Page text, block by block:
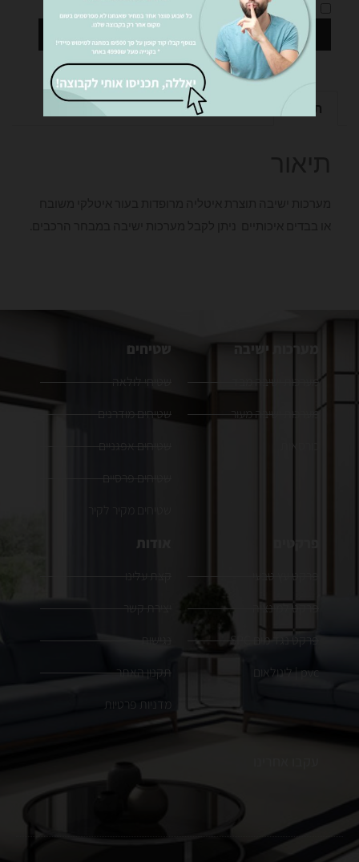
אני מאשר אתמדיניות הפרטיות
תיאור
מערכות ישיבה
מערכות ישיבה מבד
מערכות ישיבה מעור
כורסאות
שטיחים
שטיחי לולאה
שטיחים מודרנים
שטיחים אפגניים
שטיחים פרסיים
שטיחים מקיר לקיר
פרקטים
פרקט עץ טבעי
פרקט למינציה
פרקט נגד מים SPC
pvc | לינולאום
אודות
קצת עלינו
יצירת קשר
נגישות
תקנון האתר
מדניות פרטיות